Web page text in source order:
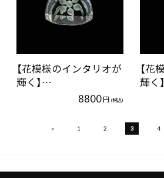
【花模様のインタリオが
輝く】…
8800円 (税込)
【花
輝く
« 1 2 3 4